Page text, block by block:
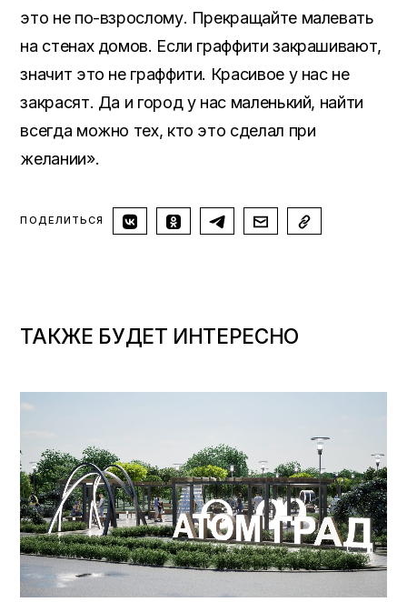
это не по-взрослому. Прекращайте малевать
на стенах домов. Если граффити закрашивают,
значит это не граффити. Красивое у нас не
закрасят. Да и город у нас маленький, найти
всегда можно тех, кто это сделал при
желании».
ПОДЕЛИТЬСЯ
ТАКЖЕ БУДЕТ ИНТЕРЕСНО